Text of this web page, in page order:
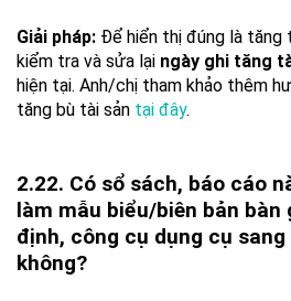
Giải pháp: Để hiển thị đúng là tăng
kiểm tra và sửa lại ngày ghi tăng
hiện tại. Anh/chị tham khảo thêm
tăng bù tài sản tại đây.
2.22. Có sổ sách, báo cáo
làm mẫu biểu/biên bản bàn
định, công cụ dụng cụ
không?